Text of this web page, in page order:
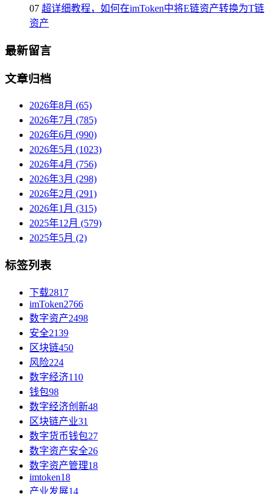
07 超详细教程，如何在imToken中将E链资产转换为T链
资产
最新留言
文章归档
2026年8月 (65)
2026年7月 (785)
2026年6月 (990)
2026年5月 (1023)
2026年4月 (756)
2026年3月 (298)
2026年2月 (291)
2026年1月 (315)
2025年12月 (579)
2025年5月 (2)
标签列表
下载2817
imToken2766
数字资产2498
安全2139
区块链450
风险224
数字经济110
钱包98
数字经济创新48
区块链产业31
数字货币钱包27
数字资产安全26
数字资产管理18
imtoken18
产业发展14